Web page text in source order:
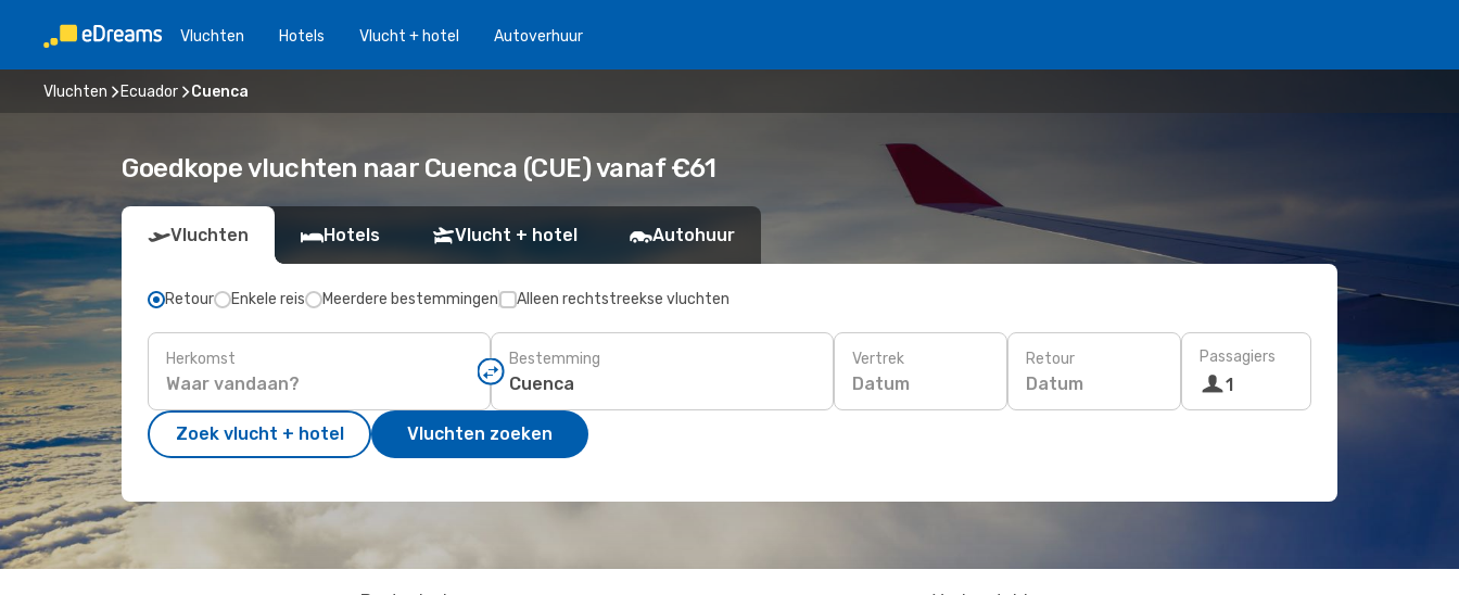
Vluchten Hotels Vlucht + hotel Autoverhuur
Vluchten Ecuador Cuenca
Goedkope vluchten naar Cuenca (CUE) vanaf €61
Vluchten Hotels Vlucht + hotel Autohuur
Retour Enkele reis Meerdere bestemmingen Alleen rechtstreekse vluchten
Herkomst Bestemming Vertrek
Datum
Retour
Datum
Passagiers
1
Zoek vlucht + hotel Vluchten zoeken